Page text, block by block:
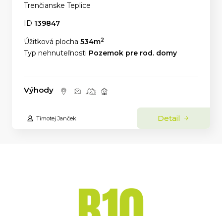
Trenčianske Teplice
ID 139847
Úžitková plocha 534m2
Typ nehnuteľnosti Pozemok pre rod. domy
Výhody
Timotej Janček Detail